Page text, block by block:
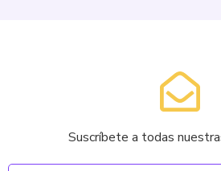
Suscríbete a todas